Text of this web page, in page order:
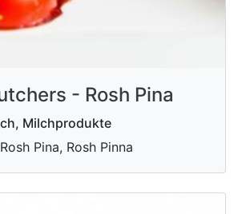
- Rosh Pina
Milchprodukte
Pina, Rosh Pinna